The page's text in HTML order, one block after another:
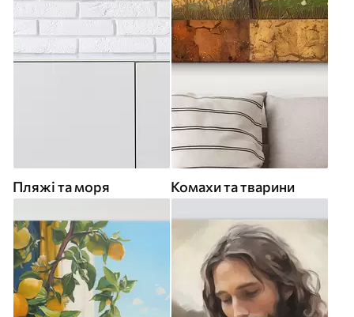
Пляжі та моря Комахи та тварини